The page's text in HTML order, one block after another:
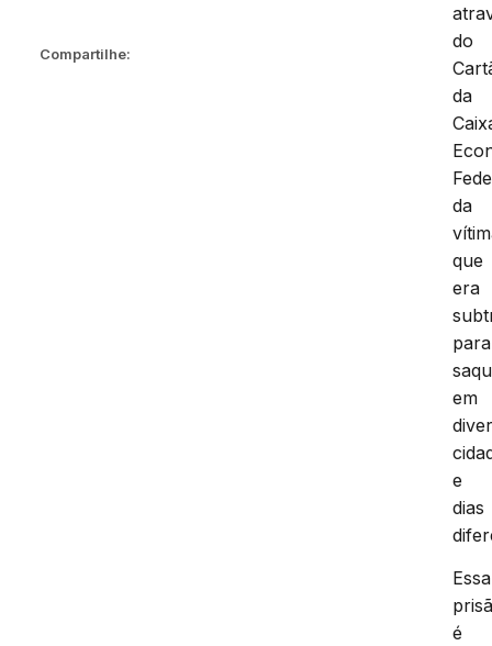
Compartilhe:
do
da
da
que
era
para
em
e
dias
Essa
é